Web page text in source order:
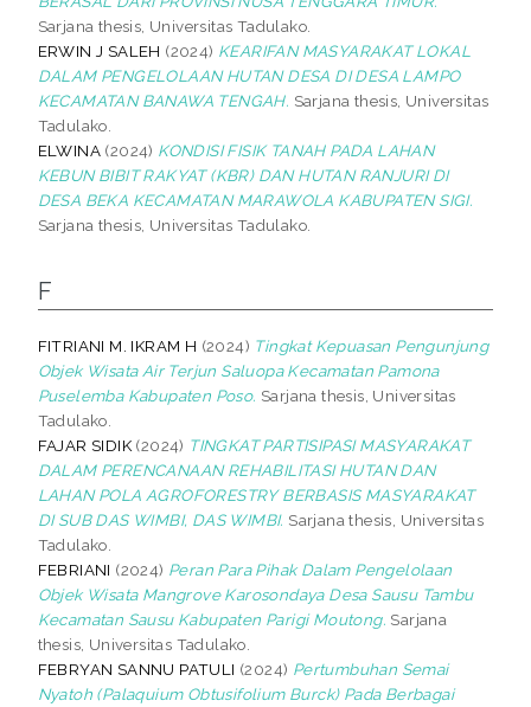
Sarjana thesis, Universitas Tadulako.
ERWIN J SALEH (2024) KEARIFAN MASYARAKAT LOKAL
DALAM PENGELOLAAN HUTAN DESA DI DESA LAMPO
KECAMATAN BANAWA TENGAH. Sarjana thesis, Universitas
Tadulako.
ELWINA (2024) KONDISI FISIK TANAH PADA LAHAN
KEBUN BIBIT RAKYAT (KBR) DAN HUTAN RANJURI DI
DESA BEKA KECAMATAN MARAWOLA KABUPATEN SIGI.
Sarjana thesis, Universitas Tadulako.
F
FITRIANI M. IKRAM H (2024) Tingkat Kepuasan Pengunjung
Objek Wisata Air Terjun Saluopa Kecamatan Pamona
Puselemba Kabupaten Poso. Sarjana thesis, Universitas
Tadulako.
FAJAR SIDIK (2024) TINGKAT PARTISIPASI MASYARAKAT
DALAM PERENCANAAN REHABILITASI HUTAN DAN
LAHAN POLA AGROFORESTRY BERBASIS MASYARAKAT
DI SUB DAS WIMBI, DAS WIMBI. Sarjana thesis, Universitas
Tadulako.
FEBRIANI (2024) Peran Para Pihak Dalam Pengelolaan
Objek Wisata Mangrove Karosondaya Desa Sausu Tambu
Kecamatan Sausu Kabupaten Parigi Moutong. Sarjana
thesis, Universitas Tadulako.
FEBRYAN SANNU PATULI (2024) Pertumbuhan Semai
Nyatoh (Palaquium Obtusifolium Burck) Pada Berbagai